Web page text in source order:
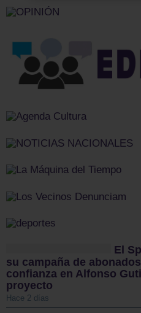
El
su campaña de
confianza en Alfonso
proyecto
Hace 2 días